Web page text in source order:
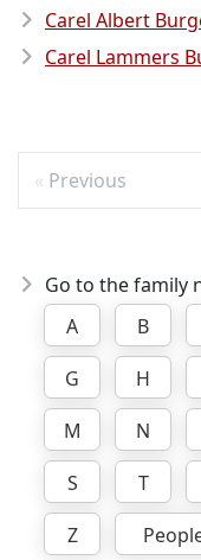
Carel Albert
Carel Lammers
Previous
Go to the family
A
B
G
H
M
N
S
T
Z